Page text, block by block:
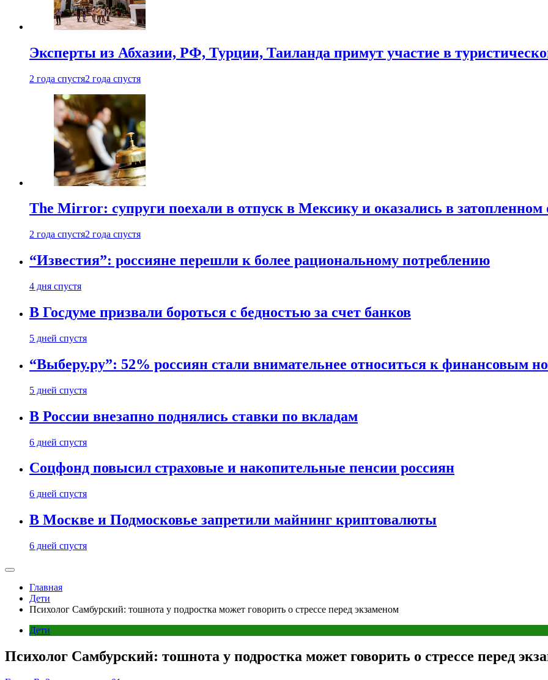
Эксперты из Абхазии, РФ, Турции, Таиланда примут участие в
2 года спустя2 года спустя
The Mirror: супруги поехали в отпуск в Мексику и оказались в затопленном
2 года спустя2 года спустя
“Известия”: россияне перешли к более рациональному потреблению
4 дня спустя
В Госдуме призвали бороться с бедностью за счет банков
5 дней спустя
“Выберу.ру”: 52% россиян стали внимательнее относиться к финансовым
5 дней спустя
В России внезапно поднялись ставки по вкладам
6 дней спустя
Соцфонд повысил страховые и накопительные пенсии россиян
6 дней спустя
В Москве и Подмосковье запретили майнинг криптовалюты
6 дней спустя
Главная
Дети
Психолог Самбурский: тошнота у подростка может говорить о стрессе перед экзаменом
Дети
Психолог Самбурский: тошнота у подростка может говорить о стрессе перед